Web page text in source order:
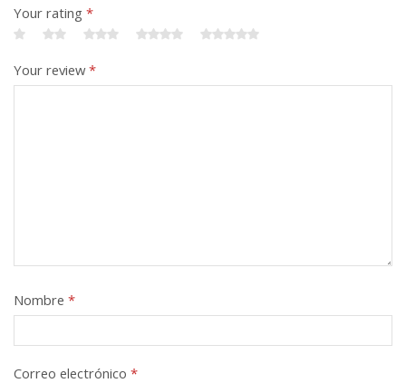
Your rating *
Your review*
Nombre *
Correo electrónico *